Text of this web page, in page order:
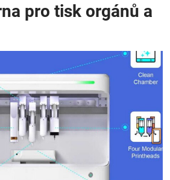
pro tisk orgánů a